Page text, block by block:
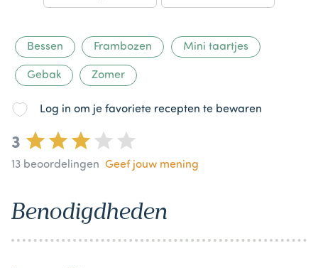
Bessen Frambozen Mini taartjes
Gebak Zomer
Log in om je favoriete recepten te bewaren
3
13 beoordelingen Geef jouw mening
Benodigdheden